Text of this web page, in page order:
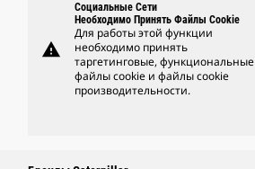
warning
Социальные Сети
Необходимо Принять Файлы Cookie
Для работы этой функции
необходимо принять
таргетинговые, функциональные
файлы cookie и файлы cookie
производительности.